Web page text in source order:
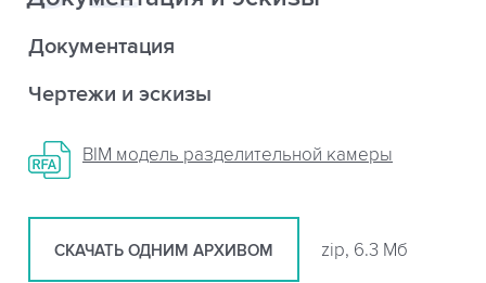
Документация
Чертежи и эскизы
BIM модель разделительной камеры
СКАЧАТЬ ОДНИМ АРХИВОМ zip, 6.3 Мб